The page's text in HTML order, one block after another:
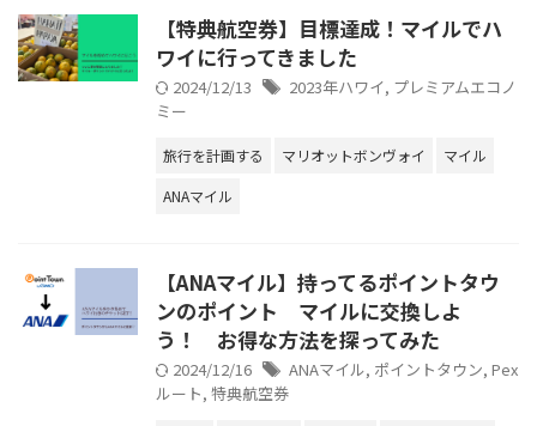
【特典航空券】目標達成！マイルでハ
ワイに行ってきました
2024/12/13 2023年ハワイ, プレミアムエコノ
ミー
旅行を計画する マリオットボンヴォイ
マイル
ANAマイル
【ANAマイル】持ってるポイントタウ
ンのポイント マイルに交換しよ
う！ お得な方法を探ってみた
2024/12/16 ANAマイル, ポイントタウン, Pex
ルート, 特典航空券